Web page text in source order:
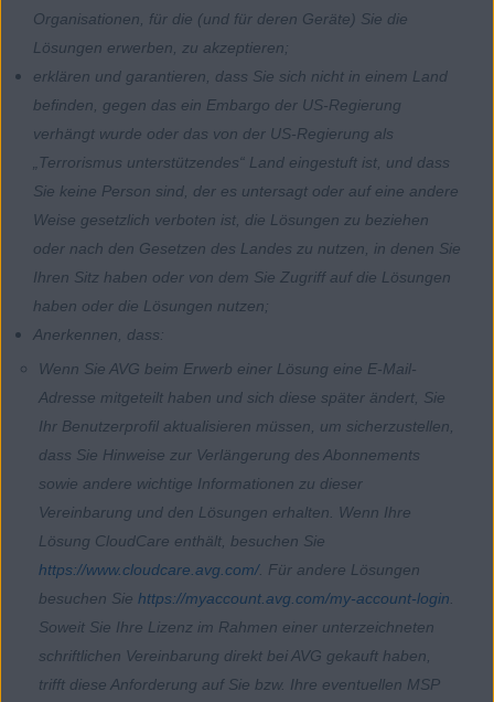
Organisationen, für die (und für deren Geräte) Sie die
Lösungen erwerben, zu akzeptieren;
erklären und garantieren, dass Sie sich nicht in einem Land
befinden, gegen das ein Embargo der US-Regierung
verhängt wurde oder das von der US-Regierung als
„Terrorismus unterstützendes“ Land eingestuft ist, und dass
Sie keine Person sind, der es untersagt oder auf eine andere
Weise gesetzlich verboten ist, die Lösungen zu beziehen
oder nach den Gesetzen des Landes zu nutzen, in denen Sie
Ihren Sitz haben oder von dem Sie Zugriff auf die Lösungen
haben oder die Lösungen nutzen;
Anerkennen, dass:
Wenn Sie AVG beim Erwerb einer Lösung eine E-Mail-
Adresse mitgeteilt haben und sich diese später ändert, Sie
Ihr Benutzerprofil aktualisieren müssen, um sicherzustellen,
dass Sie Hinweise zur Verlängerung des Abonnements
sowie andere wichtige Informationen zu dieser
Vereinbarung und den Lösungen erhalten. Wenn Ihre
Lösung CloudCare enthält, besuchen Sie
https://www.cloudcare.avg.com/. Für andere Lösungen
besuchen Sie https://myaccount.avg.com/my-account-login
Soweit Sie Ihre Lizenz im Rahmen einer unterzeichneten
schriftlichen Vereinbarung direkt bei AVG gekauft haben,
trifft diese Anforderung auf Sie bzw. Ihre eventuellen MSP